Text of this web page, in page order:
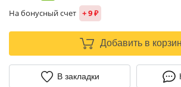
На бонусный счет + 9 ₽
Добавить в
В закладки